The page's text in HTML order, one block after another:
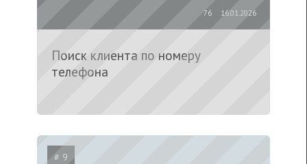
16.01.2026
76
Поиск клиента по номеру
телефона
# 9